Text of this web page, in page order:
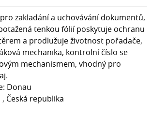
zakladání a uchovávání dokumentů,
tenkou fólií poskytuje ochranu
a prodlužuje životnost pořadače,
mechanika, kontrolní číslo se
mechanismem, vhodný pro
Donau
Česká republika